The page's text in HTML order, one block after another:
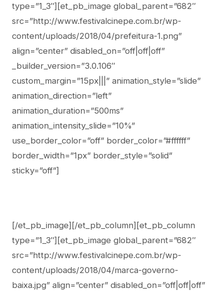
type=”1_3″][et_pb_image global_parent=”682″
src=”http://www.festivalcinepe.com.br/wp-
content/uploads/2018/04/prefeitura-1.png”
align=”center” disabled_on=”off|off|off”
_builder_version=”3.0.106″
custom_margin=”15px|||” animation_style=”slide”
animation_direction=”left”
animation_duration=”500ms”
animation_intensity_slide=”10%”
use_border_color=”off” border_color=”#ffffff”
border_width=”1px” border_style=”solid”
sticky=”off”]
[/et_pb_image][/et_pb_column][et_pb_column
type=”1_3″][et_pb_image global_parent=”682″
src=”http://www.festivalcinepe.com.br/wp-
content/uploads/2018/04/marca-governo-
baixa.jpg” align=”center” disabled_on=”off|off|off”